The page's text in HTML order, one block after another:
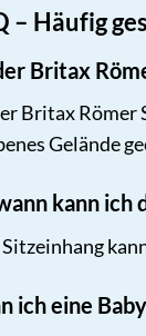
– Häufig
Britax
Britax Römer
Gelände
kann ich
ich eine